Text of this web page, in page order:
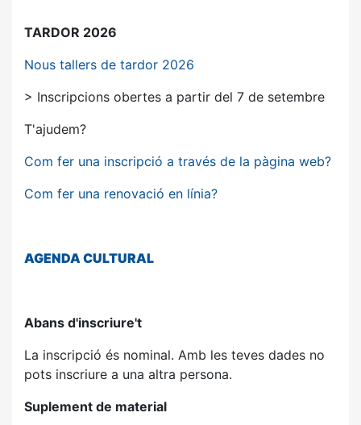
TARDOR 2026
Nous tallers de tardor 2026
> Inscripcions obertes a partir del 7 de setembre
T'ajudem?
Com fer una inscripció a través de la pàgina web?
Com fer una renovació en línia?
AGENDACULTURAL
Abans d'inscriure't
La inscripció és nominal. Amb les teves dades no
pots inscriure a una altra persona.
Suplement de material